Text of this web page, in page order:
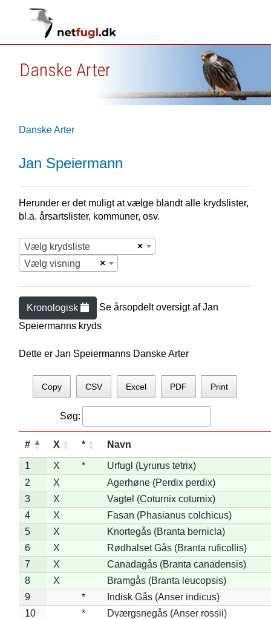
Danske Arter
Danske Arter
Jan Speiermann
Herunder er det muligt at vælge blandt alle krydslister,
bl.a. årsartslister, kommuner, osv.
×
Vælg krydsliste
×
Vælg visning
Kronologisk Se årsopdelt oversigt afJan
Speiermanns kryds
Dette er Jan Speiermanns Danske Arter
Copy CSV Excel PDF Print
Søg:
# X * Navn
1 X *
Urfugl (Lyrurus tetrix)
2
X
Agerhøne (Perdix perdix)
3
X
Vagtel (Coturnix coturnix)
4
X
Fasan (Phasianus colchicus)
5
X
Knortegås (Branta bernicla)
6
X
Rødhalset Gås (Branta ruficollis)
7
X
Canadagås (Branta canadensis)
8
X
Bramgås (Branta leucopsis)
9
*
Indisk Gås (Anser indicus)
10
*
Dværgsnegås (Anser rossii)